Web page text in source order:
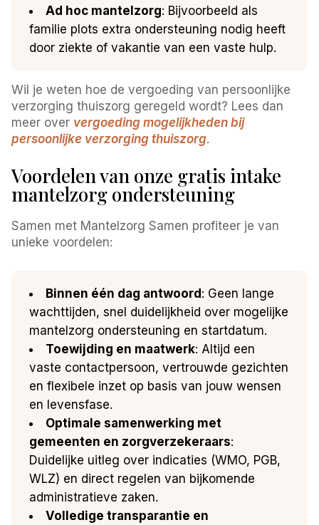
Ad hoc mantelzorg: Bijvoorbeeld als
familie plots extra ondersteuning nodig heeft
door ziekte of vakantie van een vaste hulp.
Wil je weten hoe de vergoeding van persoonlijke
verzorging thuiszorg geregeld wordt? Lees dan
meer over vergoeding mogelijkheden bij
persoonlijke verzorging thuiszorg.
Voordelen van onze gratis intake
mantelzorg ondersteuning
Samen met Mantelzorg Samen profiteer je van
unieke voordelen:
Binnen één dag antwoord: Geen lange
wachttijden, snel duidelijkheid over mogelijke
mantelzorg ondersteuning en startdatum.
Toewijding en maatwerk: Altijd een
vaste contactpersoon, vertrouwde gezichten
en flexibele inzet op basis van jouw wensen
en levensfase.
Optimale samenwerking met
gemeenten en zorgverzekeraars:
Duidelijke uitleg over indicaties (WMO, PGB,
WLZ) en direct regelen van bijkomende
administratieve zaken.
Volledige transparantie en